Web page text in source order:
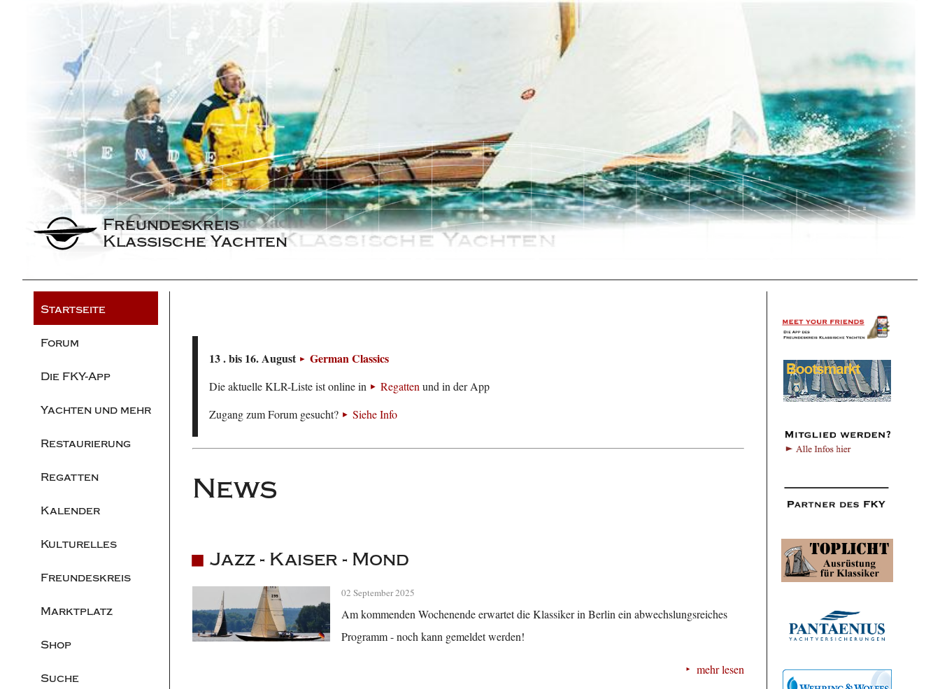
Freundeskreis
Klassische Yachten
Startseite
Forum
Die FKY-App
Yachten und mehr
Restaurierung
Regatten
Kalender
Kulturelles
Freundeskreis
Marktplatz
Shop
Suche
13 . bis 16. August German Classics
Die aktuelle KLR-Liste ist online in Regattenund in der App
Zugang zum Forum gesucht?
Siehe Info
News
Jazz - Kaiser - Mond
02 September 2025
Am kommenden Wochenende erwartet die Klassiker in Berlin ein abwechslungsreiches
Programm - noch kann gemeldet werden!
mehr lesen